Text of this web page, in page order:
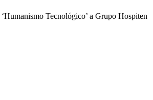
Tecnológico’ a Grupo Hospiten